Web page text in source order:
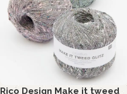
Rico Design Make it tweed